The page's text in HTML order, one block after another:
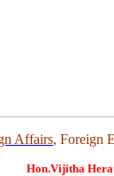
Affairs, Foreign
Hon.Vijitha